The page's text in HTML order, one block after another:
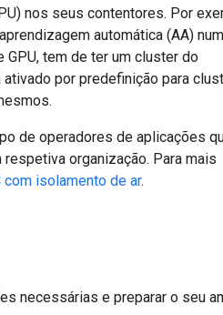
nos seus contentores. Por
automática (AA)
GPU, tem de ter um cluster do
por predefinição para
de operadores de aplicações
organização. Para mais
isolamento de ar.
necessárias e preparar o seu